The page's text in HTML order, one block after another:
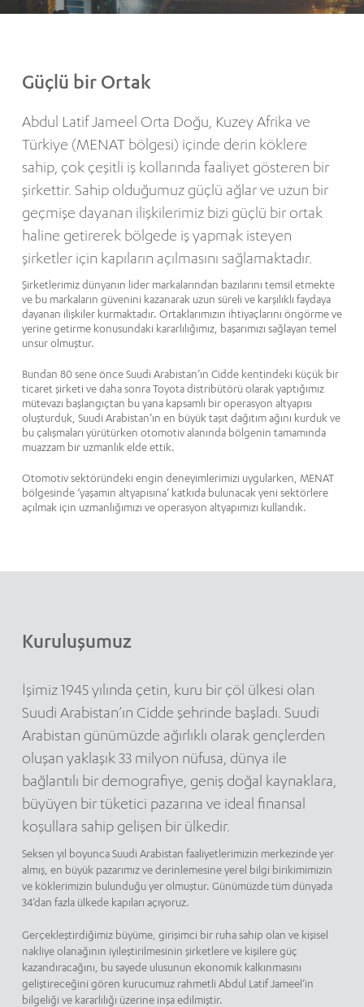
Güçlü bir Ortak
Abdul Latif Jameel Orta Doğu, Kuzey Afrika ve
Türkiye (MENAT bölgesi) içinde derin köklere
sahip, çok çeşitli iş kollarında faaliyet gösteren bir
şirkettir. Sahip olduğumuz güçlü ağlar ve uzun bir
geçmişe dayanan ilişkilerimiz bizi güçlü bir ortak
haline getirerek bölgede iş yapmak isteyen
şirketler için kapıların açılmasını sağlamaktadır.
Şirketlerimiz dünyanın lider markalarından bazılarını temsil etmekte
ve bu markaların güvenini kazanarak uzun süreli ve karşılıklı faydaya
dayanan ilişkiler kurmaktadır. Ortaklarımızın ihtiyaçlarını öngörme ve
yerine getirme konusundaki kararlılığımız, başarımızı sağlayan temel
unsur olmuştur.
Bundan 80 sene önce Suudi Arabistan’ın Cidde kentindeki küçük bir
ticaret şirketi ve daha sonra Toyota distribütörü olarak yaptığımız
mütevazı başlangıçtan bu yana kapsamlı bir operasyon altyapısı
oluşturduk, Suudi Arabistan’ın en büyük taşıt dağıtım ağını kurduk ve
bu çalışmaları yürütürken otomotiv alanında bölgenin tamamında
muazzam bir uzmanlık elde ettik.
Otomotiv sektöründeki engin deneyimlerimizi uygularken, MENAT
bölgesinde ‘yaşamın altyapısına’ katkıda bulunacak yeni sektörlere
açılmak için uzmanlığımızı ve operasyon altyapımızı kullandık.
Kuruluşumuz
İşimiz 1945 yılında çetin, kuru bir çöl ülkesi olan
Suudi Arabistan’ın Cidde şehrinde başladı. Suudi
Arabistan günümüzde ağırlıklı olarak gençlerden
oluşan yaklaşık 33 milyon nüfusa, dünya ile
bağlantılı bir demografiye, geniş doğal kaynaklara,
büyüyen bir tüketici pazarına ve ideal finansal
koşullara sahip gelişen bir ülkedir.
Seksen yıl boyunca Suudi Arabistan faaliyetlerimizin merkezinde yer
almış, en büyük pazarımız ve derinlemesine yerel bilgi birikimimizin
ve köklerimizin bulunduğu yer olmuştur. Günümüzde tüm dünyada
34’dan fazla ülkede kapıları açıyoruz.
Gerçekleştirdiğimiz büyüme, girişimci bir ruha sahip olan ve kişisel
nakliye olanağının iyileştirilmesinin şirketlere ve kişilere güç
kazandıracağını, bu sayede ulusunun ekonomik kalkınmasını
geliştireceğini gören kurucumuz rahmetli Abdul Latif Jameel’in
bilgeliği ve kararlılığı üzerine inşa edilmiştir.